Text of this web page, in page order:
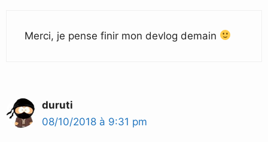
Merci, je pense finir mon devlog demain
duruti
08/10/2018 à 9:31 pm